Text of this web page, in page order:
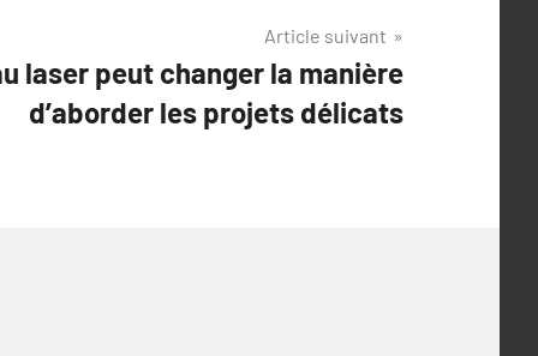
Article suivant
laser peut changer la manière
d’aborder les projets délicats